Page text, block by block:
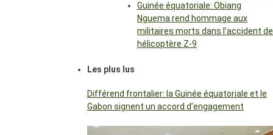
Guinée équatoriale: Obiang
Nguema rend hommage aux
militaires morts dans l’accident de
hélicoptère Z-9
Les plus lus
Différend frontalier: la Guinée équatoriale et le
Gabon signent un accord d’engagement